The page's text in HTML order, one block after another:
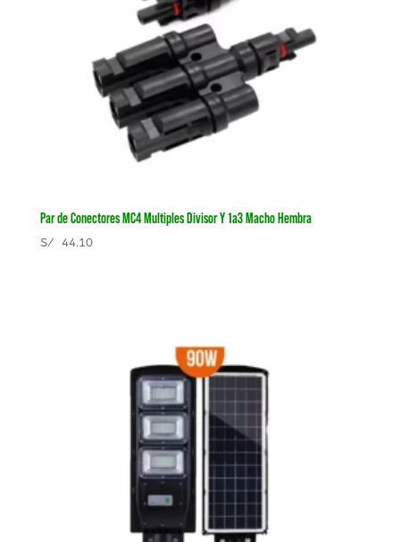
Par de Conectores MC4 Multiples Divisor Y 1a3 Macho Hembra
S/44.10